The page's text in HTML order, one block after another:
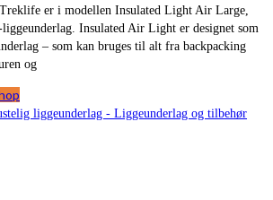
er i modellen Insulated Light Air Large,
Insulated Air Light er designet som
– som kan bruges til alt fra backpacking
og